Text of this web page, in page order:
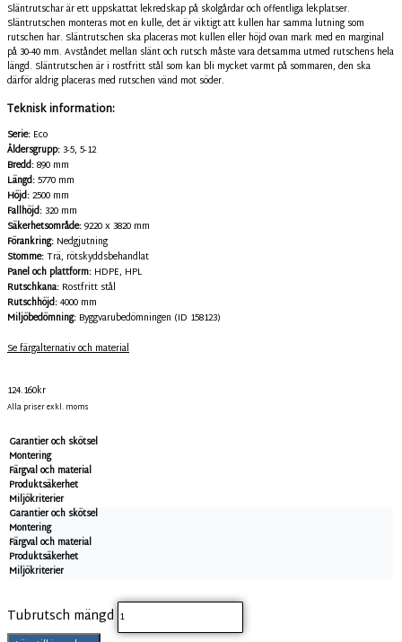
Släntrutschar är ett uppskattat lekredskap på skolgårdar och offentliga lekplatser.
Släntrutschen monteras mot en kulle, det är viktigt att kullen har samma lutning som
rutschen har. Släntrutschen ska placeras mot kullen eller höjd ovan mark med en marginal
på 30-40 mm. Avståndet mellan slänt och rutsch måste vara detsamma utmed rutschens hela
längd. Släntrutschen är i rostfritt stål som kan bli mycket varmt på sommaren, den ska
därför aldrig placeras med rutschen vänd mot söder.
Teknisk information:
Serie: Eco
Åldersgrupp:3-5, 5-12
Bredd:890 mm
Längd:5770 mm
Höjd:2500 mm
Fallhöjd:320 mm
Säkerhetsområde:9220 x 3820 mm
Förankring: Nedgjutning
Stomme:Trä, rötskyddsbehandlat
Panel och plattform: HDPE, HPL
Rutschkana: Rostfritt stål
Rutschhöjd:4000 mm
Miljöbedömning: Byggvarubedömningen (ID 158123)
Se färgalternativ och material
124.160kr
Alla priser exkl. moms
Garantier och skötsel
Montering
Färgval och material
Produktsäkerhet
Miljökriterier
Garantier och skötsel
Montering
Färgval och material
Produktsäkerhet
Miljökriterier
Tubrutsch mängd